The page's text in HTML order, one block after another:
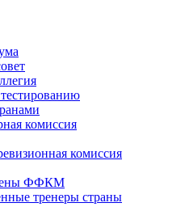
комиссия
комиссия
ФФКМ
тренеры страны